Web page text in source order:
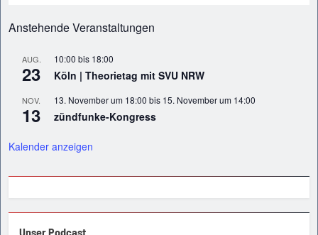
Anstehende Veranstaltungen
AUG.
23
10:00 bis 18:00
Köln | Theorietag mit SVU NRW
NOV.
13
13. November um 18:00 bis 15. November um 14:00
zündfunke-Kongress
Kalender anzeigen
Unser Podcast